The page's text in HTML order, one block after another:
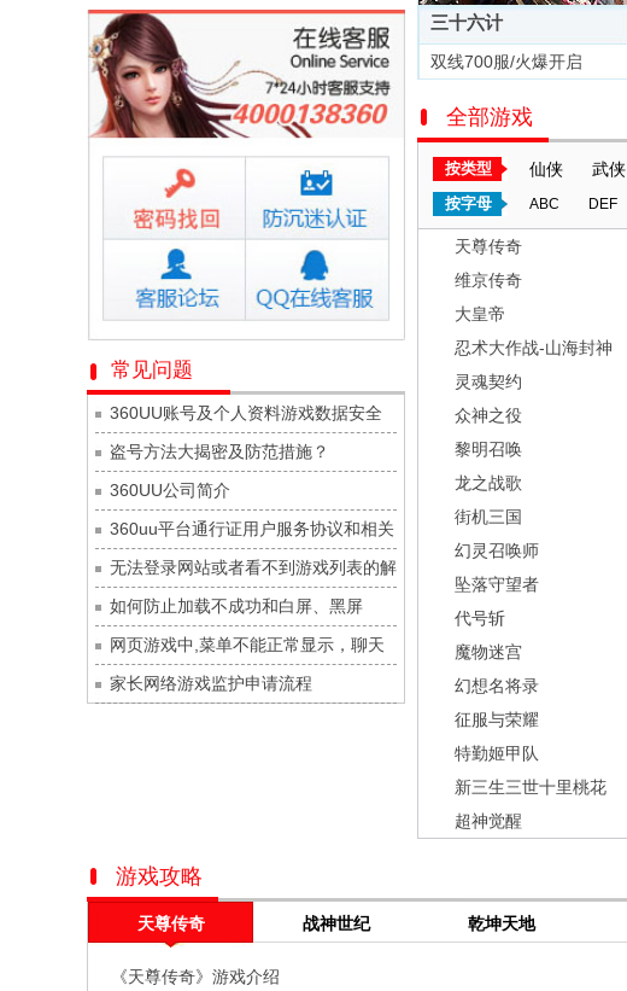
深渊契约
每日新服
今日 10:00点
坠落守望者
今日 10:00点
正中靶心
每日新服
今日 10:00点
神兵奇迹
每日新服
今日 10:00点
微乐捕鱼千炮版每日新服
今日 10:00点
帕瓦勇者传说
今日 10:00点
群英风华录
每日新服
今日 10:00点
小小仙王
今日 10:00点
少年名将
每日新服
今日 10:00点
寻龙英雄
每日新服
今日 10:00点
魔物迷宫
城防三国志
每日新服
今日 10:00点
九梦仙域
每日新服
今日 10:00点
豌豆大作战
每日新服
灵魂序章
每日新服
今日 10:00点
冒险守护
每日新服
今日 10:00点
绝地苍穹
每日新服
今日 10:00点
代号斩
每日新服
今日 10:00点
异星战舰
每日新服
今日 10:00点
天空的魔幻城
斩魔问道
每日新服
今日 10:00点
灵魂契约
每日新服
今日 10:00点
山海经异兽录 每日新服
常见问题
360UU账号及个人资料游戏数据安全
盗号方法大揭密及防范措施？
360UU公司简介
360uu平台通行证用户服务协议和相关
的条款和条件
无法登录网站或者看不到游戏列表的解
决方法
如何防止加载不成功和白屏、黑屏
网页游戏中,菜单不能正常显示，聊天
及其它功能不能正常使用的解决办法
家长网络游戏监护申请流程
三十六计
双线700服/火爆开启
全部游戏
按类型 仙侠 武侠
按字母 ABC DEF
天尊传奇
维京传奇
大皇帝
忍术大作战-山海封神
灵魂契约
众神之役
黎明召唤
龙之战歌
街机三国
幻灵召唤师
坠落守望者
代号斩
魔物迷宫
幻想名将录
征服与荣耀
特勤姬甲队
新三生三世十里桃花
超神觉醒
游戏攻略
天尊传奇 战神世纪 乾坤天地
《天尊传奇》游戏介绍